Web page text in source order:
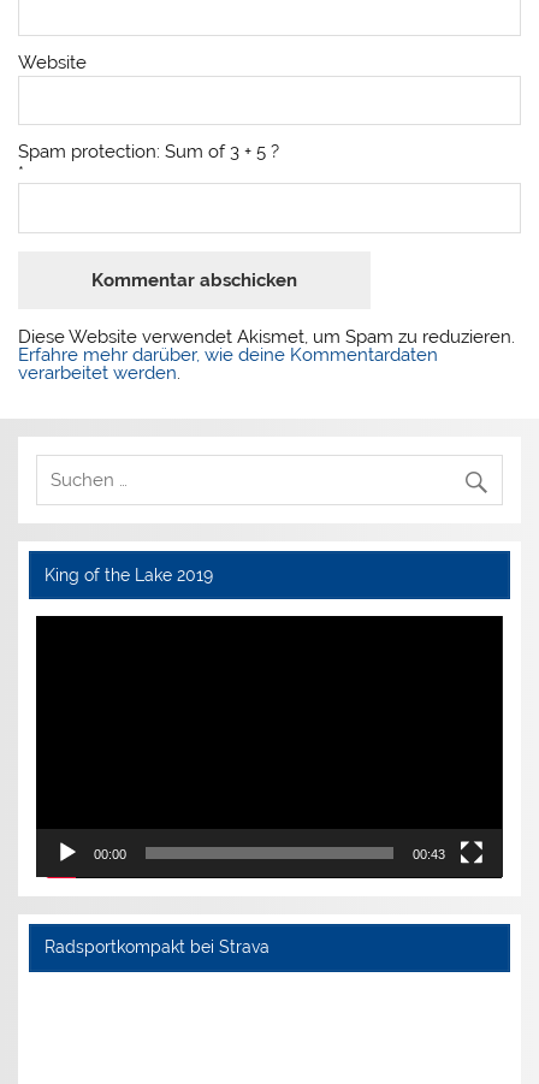
Website
Spam protection: Sum of 3 + 5 ?
*
Diese Website verwendet Akismet, um Spam zu reduzieren.
Erfahre mehr darüber, wie deine Kommentardaten
verarbeitet werden
King of the Lake 2019
Video-
00:00 00:43
Radsportkompakt bei Strava